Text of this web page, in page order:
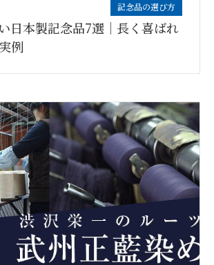
記念品の選び方
日本製記念品7選｜長く喜ばれ
例